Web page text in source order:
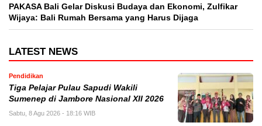
PAKASA Bali Gelar Diskusi Budaya dan Ekonomi, Zulfikar
Wijaya: Bali Rumah Bersama yang Harus Dijaga
LATEST NEWS
Pendidikan
Tiga Pelajar Pulau Sapudi Wakili
Sumenep di Jambore Nasional XII 2026
Sabtu, 8 Agu 2026 - 18:16 WIB